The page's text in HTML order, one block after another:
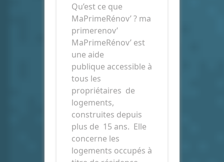
Qu’est ce que
MaPrimeRénov’ ? ma
primerenov’
MaPrimeRénov’ est
une aide
publique accessible à
tous les
propriétaires de
logements,
construites depuis
plus de 15 ans. Elle
concerne les
logements occupés à